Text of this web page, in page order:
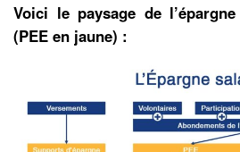
Voici le paysage de
(PEE en jaune) :